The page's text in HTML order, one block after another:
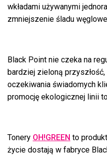
wkładami używanymi
zmniejszenie śladu
Black Point nie czeka na
bardziej zieloną
oczekiwania świadomych
promocję ekologicznej linii
Tonery OH!GREEN to
życie dostają w fabryce